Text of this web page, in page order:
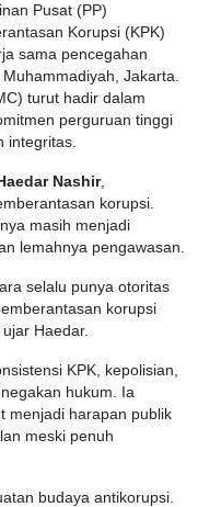
Pusat (PP)
Korupsi (KPK)
sama pencegahan
Jakarta.
turut hadir dalam
perguruan tinggi
integritas.
Nashir,
korupsi.
masih menjadi
lemahnya pengawasan.
selalu punya otoritas
korupsi
Haedar.
KPK, kepolisian,
hukum. Ia
menjadi harapan publik
meski penuh
budaya antikorupsi.